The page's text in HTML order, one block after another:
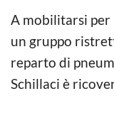
A mobilitarsi per
un gruppo
reparto di
Schillaci è